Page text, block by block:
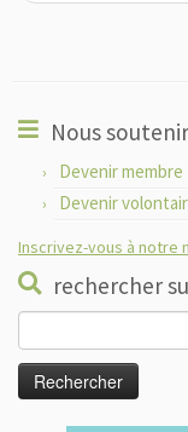
Nous soutenir
Devenir membre
Devenir
Inscrivez-vous à notre
rechercher